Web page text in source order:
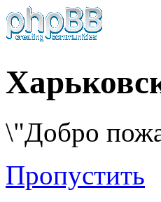
\"Добро
Пропустить